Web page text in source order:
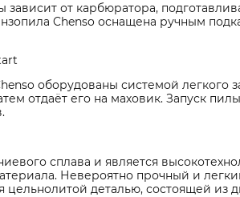
зависит от карбюратора,
Chenso оснащена ручным
оборудованы системой легкого
отдаёт его на маховик. Запуск
сплава и является
Невероятно прочный и
цельнолитой деталью, состоящей из